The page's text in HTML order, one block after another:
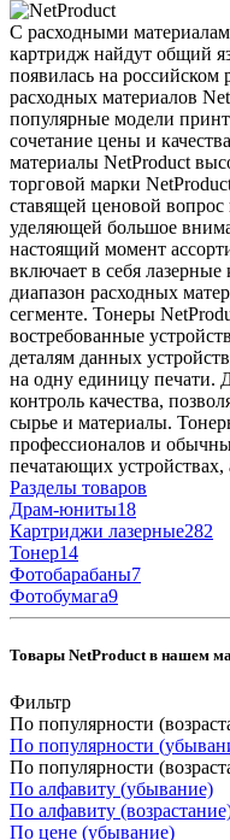
С расходными
картридж найдут общий
появилась на
расходных материалов
популярные модели
сочетание цены и
материалы NetProduct
торговой марки
ставящей ценовой
уделяющей большое
настоящий момент
включает в себя
диапазон расходных
сегменте. Тонеры
востребованные
деталям данных
на одну единицу печати.
контроль качества,
сырье и материалы.
профессионалов и
печатающих устройствах,
Разделы товаров
Драм-юниты18
Картриджи лазерные282
Тонер14
Фотобарабаны7
Фотобумага9
Товары NetProduct в нашем
Фильтр
По популярности
По популярности
По популярности
По алфавиту (убывание)
По алфавиту
По цене (убывание)